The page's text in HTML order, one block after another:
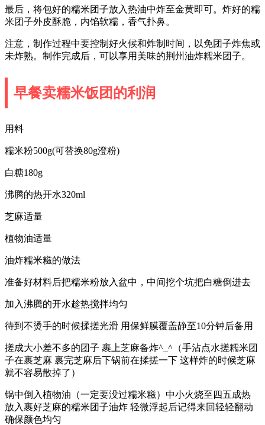
最后，将包好的糯米团子放入热油中炸至金黄即可。炸好的糯
米团子外皮酥脆，内馅软糯，香气扑鼻。
注意，制作过程中要控制好火候和炸制时间，以免团子炸焦或
未炸熟。制作完成后，可以享用美味的荆州油炸糯米团子。
早餐卖糯米饭团的利润
用料
糯米粉500g(可替换80g澄粉)
白糖180g
沸腾的热开水320ml
芝麻适量
植物油适量
油炸糯米糍的做法
准备好材料后把糯米粉放入盆中，中间挖个坑把白糖倒进去
加入沸腾的开水趁热搅拌均匀
待到不烫手的时候揉搓光滑 用保鲜膜覆盖静至10分钟后备用
搓成大小差不多的团子 裹上芝麻备炸^_^（手沾点水搓糯米团
子在裹芝麻 裹完芝麻后下锅前在揉搓一下 这样炸的时候芝麻
就不容易散掉了）
锅中倒入植物油（一定要没过糯米糍）中小火烧至四五成热
放入裹好芝麻的糯米团子油炸 轻微浮起后记得来回轻轻翻动
确保颜色均匀